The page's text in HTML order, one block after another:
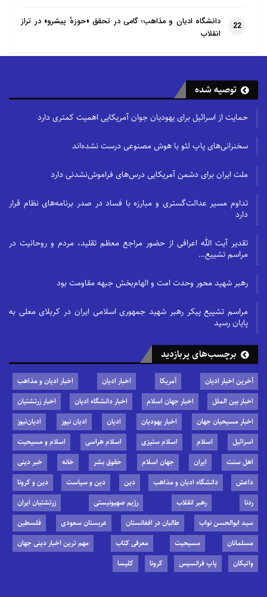
22
دانشگاه ادیان و مذاهب؛ گامی در تحقق «حوزهٔ پیشرو» در تراز
انقلاب
توصیه شده
حمایت از اسرائیل برای یهودیان جوان آمریکایی اهمیت کمتری دارد
سخنرانی‌های پاپ لئو با هوش مصنوعی درست نشده‌اند
ملت ایران برای دشمن آمریکایی درس‌های فراموش‌نشدنی دارد
تداوم مسیر عدالت‌گستری و مبارزه با فساد در صدر برنامه‌های نظام قرار
دارد
تقدیر آیت الله اعرافی از حضور مراجع معظم تقلید، مردم و روحانیت در
مراسم تشییع…
رهبر شهید محور وحدت امت و الهام‌بخش جبهه مقاومت بود
مراسم تشییع پیکر رهبر شهید جمهوری اسلامی ایران در کربلای معلی به
پایان رسید
برچسب‌های پربازدید
آخرین اخبار ادیان آمریکا اخبار ادیان
اخبار ادیان و مذاهب
اخبار بین الملل
اخبار جهان اسلام اخبار دانشگاه ادیان
اخبار زرتشتیان
اخبار مسیحیان جهان
اخبار یهودیان ادیان ادیان نیوز
ادیان‌نیوز
اسرائیل
اسلام اسلام ستیزی اسلام هراسی
اسلام و مسیحیت
اهل سنت
ایران جهان اسلام حقوق بشر خانه
خبر دینی
داعش
دانشگاه ادیان و مذاهب دین دین و سیاست
دین و کرونا
ردنا
رهبر انقلاب رژیم صهیونیستی
زرتشتیان ایران
سید ابوالحسن نواب
طالبان در افغانستان عربستان سعودی
فلسطین
مسلمانان
مسیحیت معرفی کتاب
مهم ترین اخبار دینی جهان
واتیکان
پاپ فرانسیس کرونا کلیسا